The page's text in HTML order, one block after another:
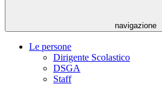
navigazione
Le persone
Dirigente Scolastico
DSGA
Staff